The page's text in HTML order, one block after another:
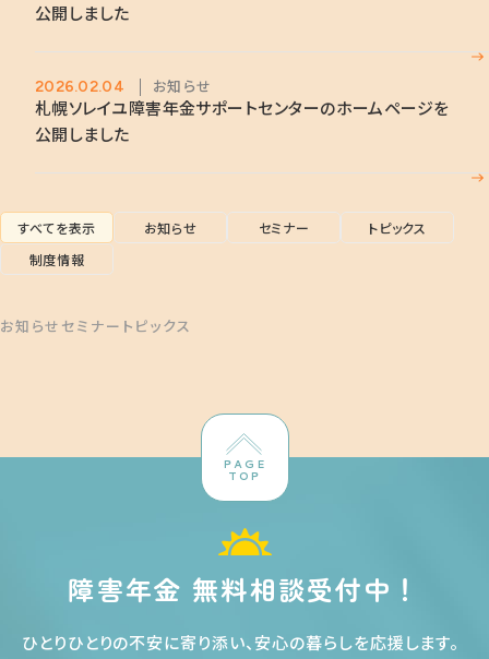
公開しました
2026.02.04 お知らせ
札幌ソレイユ障害年金サポートセンターのホームページを
公開しました
すべてを表示 お知らせ セミナー
トピックス
制度情報
お知らせ セミナー トピックス
PAGE
TOP
障害年金 無料相談受付中！
ひとりひとりの不安に寄り添い、安心の暮らしを応援します。